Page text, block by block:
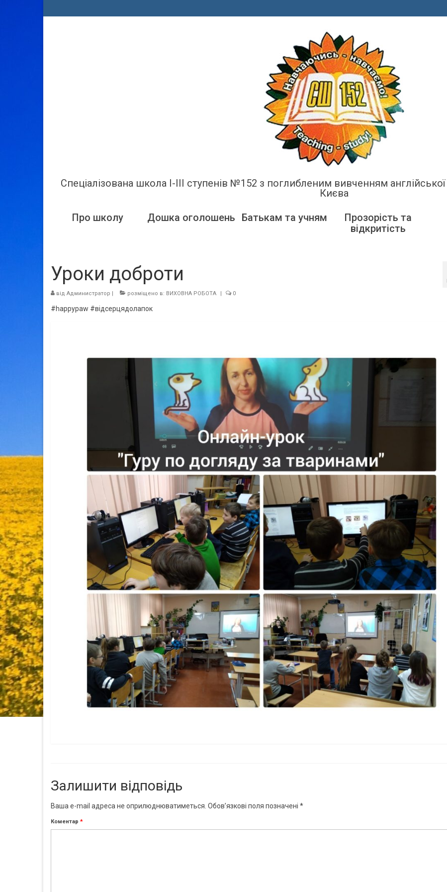
Спеціалізована школа І-ІІІ ступенів №152 з поглибленим вивченням
Києва
Про школу Дошка оголошень Батькам та учням
Прозорість та
відкритість
Уроки доброти
від Администратор | розміщено в: ВИХОВНА РОБОТА | 0
#happypaw #відсерцядолапок
Залишити відповідь
Ваша e-mail адреса не оприлюднюватиметься. Обов’язкові поля позначені *
Коментар *